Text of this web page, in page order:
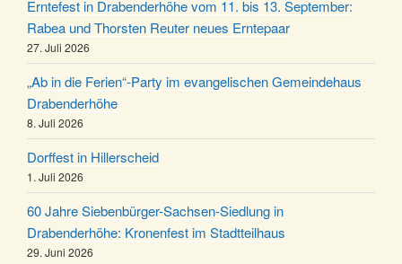
19.12.
Kinderbibeltag im Ev. Gemeindehaus von 10-12
Uhr
20.12.
Weihnachts-Konzert des Honterus Chors in der
Kirche um 17:00 Uhr
24.12.
Familiengottesdienst mit Krippenspiel im Ev.
Gemeindehaus um 15:00 Uhr
24.12. Familiengottesdienst in der FeG um 16 Uhr
24.12.
Weihnachtsgottesdienst in der Kirche um 15:00
Uhr
24.12.
Weihnachtsgottesdienst in der Kirche um 18:00
Uhr
Erntefest in Drabenderhöhe vom 11. bis 13. September:
Rabea und Thorsten Reuter neues Erntepaar
27. Juli 2026
„Ab in die Ferien“-Party im evangelischen Gemeindehaus
Drabenderhöhe
8. Juli 2026
Dorffest in Hillerscheid
1. Juli 2026
60 Jahre Siebenbürger-Sachsen-Siedlung in
Drabenderhöhe: Kronenfest im Stadtteilhaus
29. Juni 2026